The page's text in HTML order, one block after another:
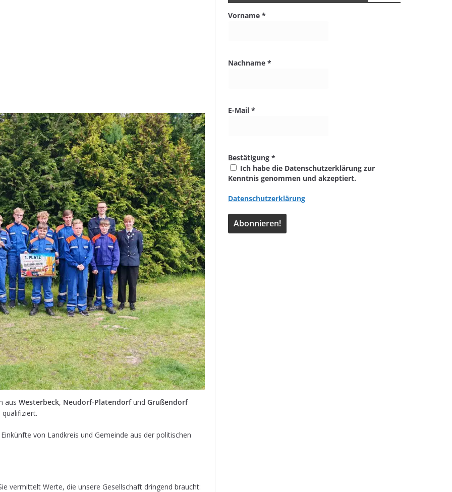
aus Wes­ter­beck, Neu­dorf-Pla­ten­dorfund Gru­ßen­dorf
qualifiziert.
von Land­kreis und Gemeinde aus der poli­ti­schen
ver­mit­telt Werte, die unsere Gesell­schaft drin­gend braucht:
Vorname *
Nachname *
E-Mail *
Bestätigung *
Ich habe die Datenschutzerklärung zur
Kenntnis genommen und akzeptiert.
Datenschutzerklärung